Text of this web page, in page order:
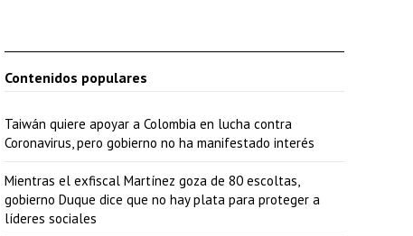
o
p
r
a
u
Contenidos populares
Taiwán quiere apoyar a Colombia en lucha contra
Coronavirus, pero gobierno no ha manifestado interés
Mientras el exfiscal Martínez goza de 80 escoltas,
gobierno Duque dice que no hay plata para proteger a
líderes sociales